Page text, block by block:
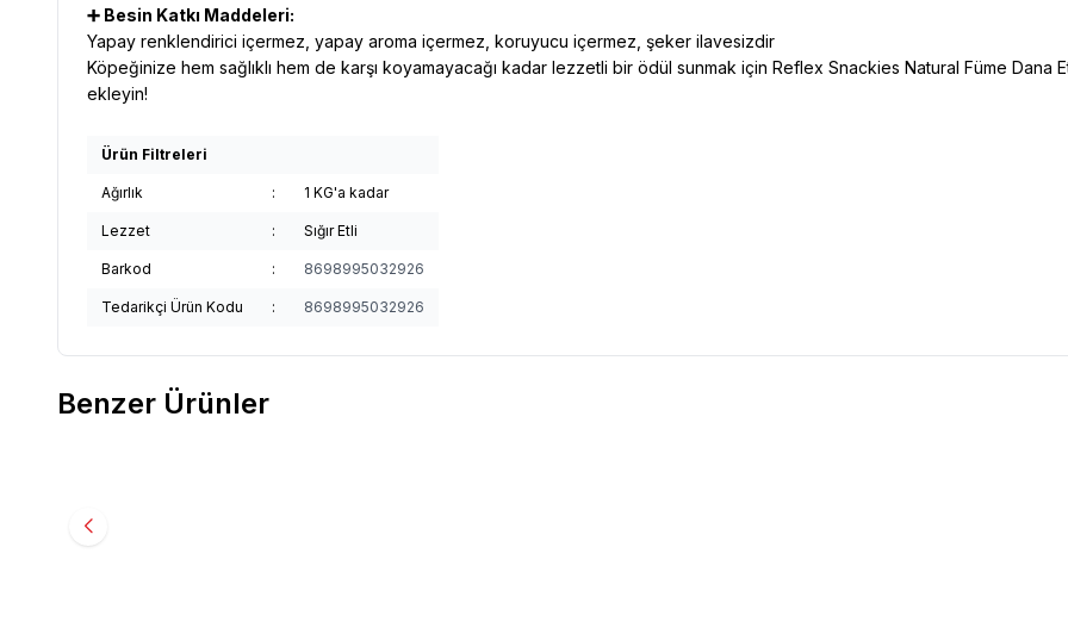
➕ Besin Katkı Maddeleri:
Yapay renklendirici içermez, yapay aroma içermez, koruyucu içermez, şeker ilavesizdir
Köpeğinize hem sağlıklı hem de karşı koyamayacağı kadar lezzetli bir ödül sunmak için Reflex Snackies Natural Füme Dana
ekleyin!
Ürün Filtreleri
Ağırlık : 1 KG'a kadar
Lezzet : Sığır Etli
Barkod : 8698995032926
Tedarikçi Ürün Kodu : 8698995032926
Benzer Ürünler